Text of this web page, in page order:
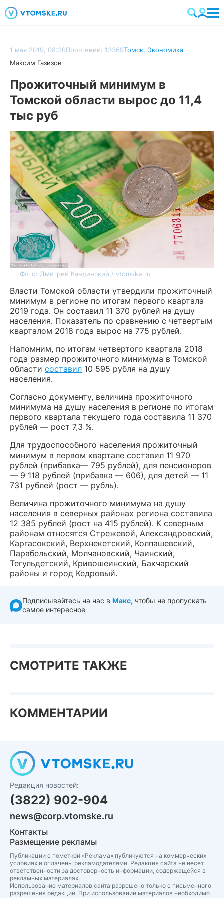
1 мая 2019, 08:30Прочтений: 13369Томск, Экономика
Максим Газизов
Прожиточный минимум в
Томской области вырос до 11,4
тыс руб
Фото: Дмитрий Кандинский / vtomske.ru
Власти Томской области утвердили прожиточный
минимум в регионе по итогам первого квартала
2019 года. Он составил 11 370 рублей на душу
населения. Показатель по сравнению с четвертым
кварталом 2018 года вырос на 775 рублей.
Напомним, по итогам четвертого квартала 2018
года размер прожиточного минимума в Томской
области составил 10 595 рубля на душу
населения.
Согласно документу, величина прожиточного
минимума на душу населения в регионе по итогам
первого квартала текущего года составила 11 370
рублей — рост 7,3 %.
Для трудоспособного населения прожиточный
минимум в первом квартале составил 11 970
рублей (прибавка— 795 рублей), для пенсионеров
— 9 118 рублей (прибавка — 606), для детей — 11
731 рублей (рост — рубль).
Величина прожиточного минимума на душу
населения в северных районах региона составила
12 385 рублей (рост на 415 рублей). К северным
районам относятся Стрежевой, Александровский,
Каргасокский, Верхнекетский, Колпашевский,
Парабельский, Молчановский, Чаинский,
Тегульдетский, Кривошеинский, Бакчарский
районы и город Кедровый.
Подписывайтесь на нас в Макс, чтобы не пропускать
самое интересное
СМОТРИТЕ ТАКЖЕ
КОММЕНТАРИИ
Редакция новостей:
(3822) 902-904
news@corp.vtomske.ru
Контакты
Размещение рекламы
Публикации с пометкой «Реклама» публикуются на коммерческих
условиях и оплачены рекламодателями. Редакция сайта не несет
ответственности за достоверность информации, содержащейся в
рекламных материалах.
Использование материалов сайта разрешено только с письменного
разрешения редакции. При использовании материалов необходимо